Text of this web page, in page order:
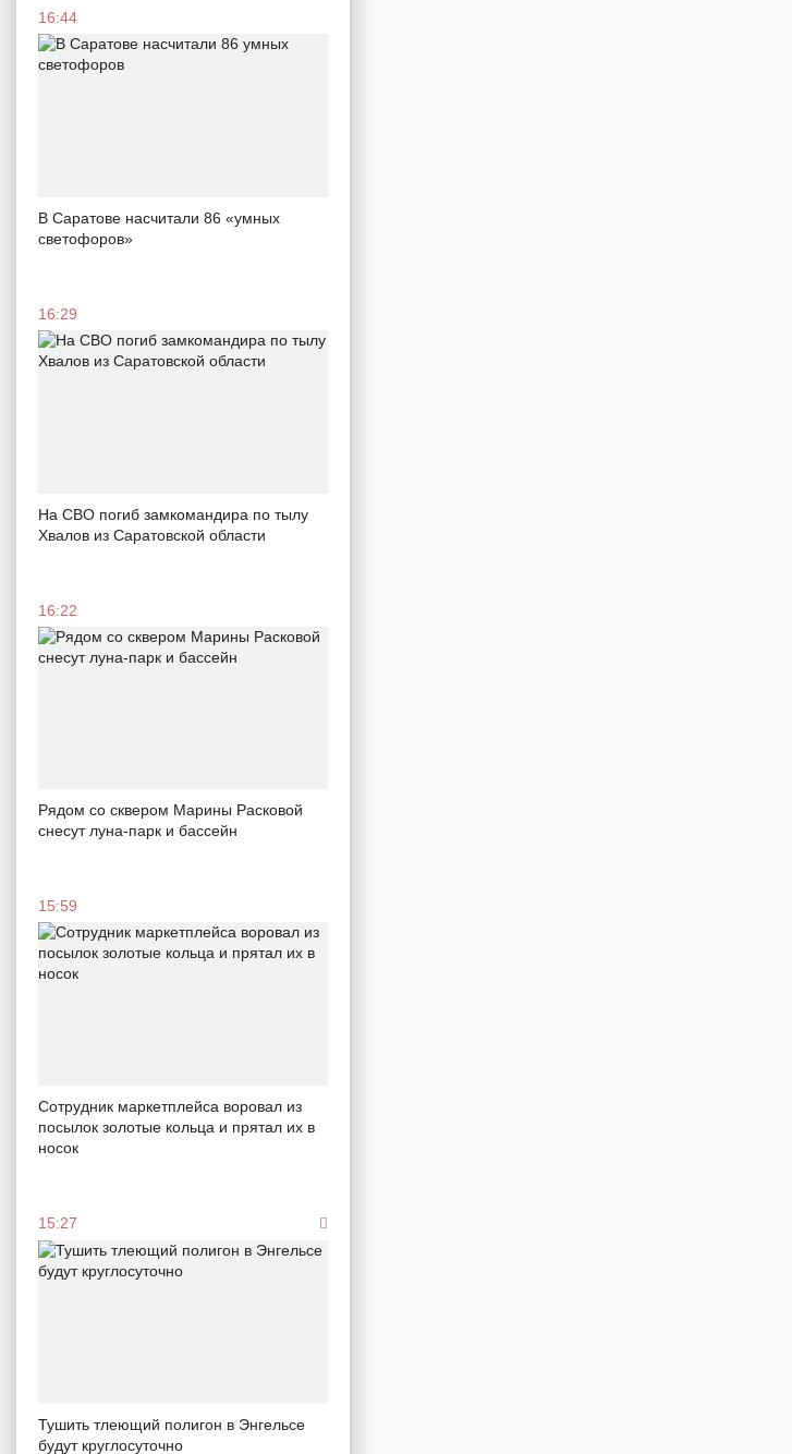
16:44
В Саратове насчитали 86 «умных
светофоров»
16:29
На СВО погиб замкомандира по тылу
Хвалов из Саратовской области
16:22
Рядом со сквером Марины Расковой
снесут луна-парк и бассейн
15:59
Сотрудник маркетплейса воровал из
посылок золотые кольца и прятал их в
носок
15:27
Тушить тлеющий полигон в Энгельсе
будут круглосуточно